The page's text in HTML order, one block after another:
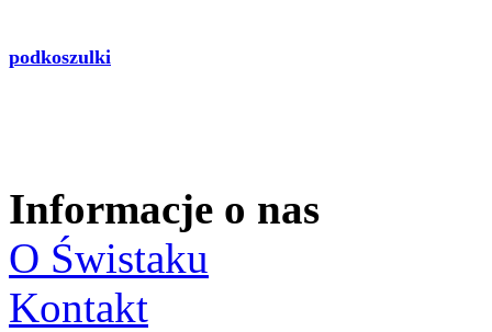
podkoszulki
Informacje o nas
O Świstaku
Kontakt